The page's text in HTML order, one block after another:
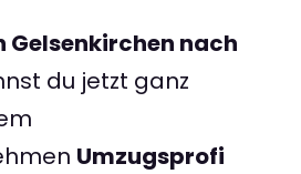
Gelsenkirchen nach
du jetzt ganz
Umzugsprofi